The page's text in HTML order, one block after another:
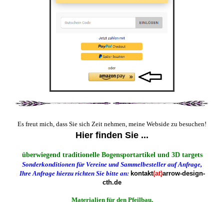
Es freut mich, dass Sie sich Zeit nehmen, meine Webside zu besuchen!
Hier finden Sie ...
überwiegend traditionelle Bogensportartikel und 3D targets
Sonderkonditionen für Vereine und Sammelbesteller auf Anfrage,
Ihre Anfrage hierzu richten Sie bitte an: kontakt(at)arrow-design-
cth.de
Materialien für den Pfeilbau,